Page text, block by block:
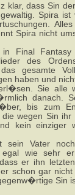
klar, dass Sin
Spira ist
Spira nicht
Final
des
das gesamte
haben und
Sie alle
danach.
bis zum
wegen Sin ihr
kein einziger
sein Vater
egal wie sehr
er ihn
schon gar nicht
Sin